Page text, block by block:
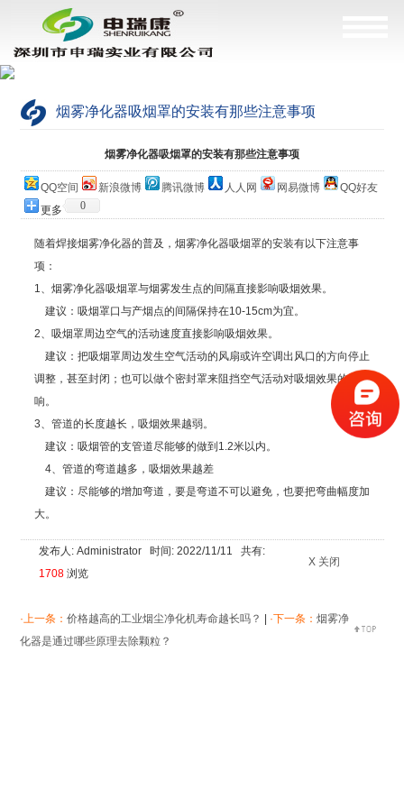
烟雾净化器吸烟罩的安装有那些注意事项
烟雾净化器吸烟罩的安装有那些注意事项
QQ空间 新浪微博 腾讯微博 人人网 网易微博
QQ好友
更多
0
随着焊接烟雾净化器的普及，烟雾净化器吸烟罩的安装有以下注意事
项：
1、烟雾净化器吸烟罩与烟雾发生点的间隔直接影响吸烟效果。
建议：吸烟罩口与产烟点的间隔保持在10-15cm为宜。
2、吸烟罩周边空气的活动速度直接影响吸烟效果。
建议：把吸烟罩周边发生空气活动的风扇或许空调出风口的方向停止
调整，甚至封闭；也可以做个密封罩来阻挡空气活动对吸烟效果的影
响。
3、管道的长度越长，吸烟效果越弱。
建议：吸烟管的支管道尽能够的做到1.2米以内。
4、管道的弯道越多，吸烟效果越差
建议：尽能够的增加弯道，要是弯道不可以避免，也要把弯曲幅度加
大。
发布人: Administrator 时间: 2022/11/11 共有:
1708浏览
X 关闭
·上一条：价格越高的工业烟尘净化机寿命越长吗？ ·下一条：烟雾净
化器是通过哪些原理去除颗粒？